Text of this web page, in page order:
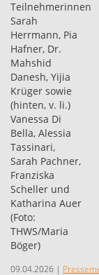
09.04.2026 |